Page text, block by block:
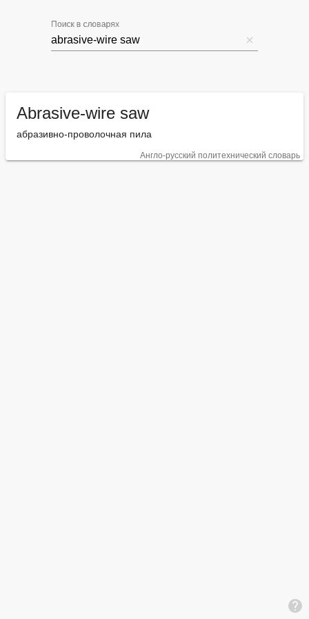
Поиск в словарях
Abrasive-wire saw
абразивно-проволочная пила
Англо-русский политехнический словарь